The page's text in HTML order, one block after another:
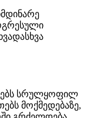
სრულყოფილ
მოქმედებაზე,